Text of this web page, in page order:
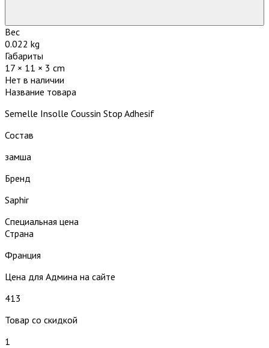
Вес
0.022 kg
Габариты
17 × 11 × 3 cm
Нет в наличии
Название товара
Semelle Insolle Coussin Stop Adhesif
Состав
замша
Бренд
Saphir
Специальная цена
Страна
Франция
Цена для Админа на сайте
413
Товар со скидкой
1